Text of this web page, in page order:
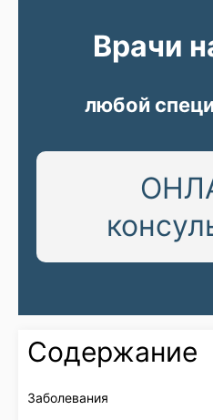
любой
Врачи
Содержание
Заболевания